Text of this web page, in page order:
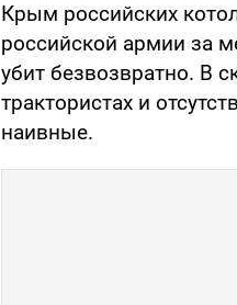
Крым российских
российской армии за
убит безвозвратно. В
трактористах и
наивные.